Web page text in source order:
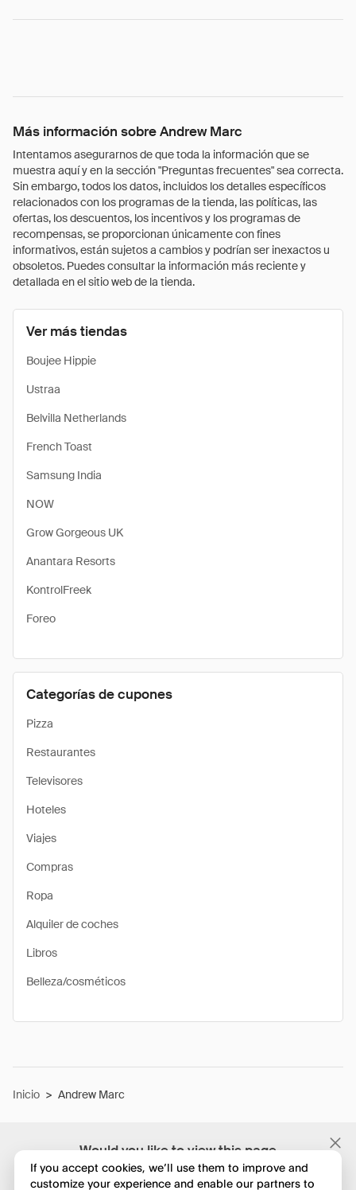
Would you like to view this page
in English?
Más información sobre Andrew Marc
Intentamos asegurarnos de que toda la información que se
muestra aquí y en la sección "Preguntas frecuentes" sea correcta.
Sin embargo, todos los datos, incluidos los detalles específicos
relacionados con los programas de la tienda, las políticas, las
ofertas, los descuentos, los incentivos y los programas de
recompensas, se proporcionan únicamente con fines
informativos, están sujetos a cambios y podrían ser inexactos u
obsoletos. Puedes consultar la información más reciente y
detallada en el sitio web de la tienda.
Ver más tiendas
Boujee Hippie
Ustraa
Belvilla Netherlands
French Toast
Samsung India
NOW
Grow Gorgeous UK
Anantara Resorts
KontrolFreek
Foreo
Categorías de cupones
Pizza
Restaurantes
Televisores
Hoteles
Viajes
Compras
Ropa
Alquiler de coches
Libros
Belleza/cosméticos
Inicio > Andrew Marc
If you accept cookies, we’ll use them to improve and
customize your experience and enable our partners to